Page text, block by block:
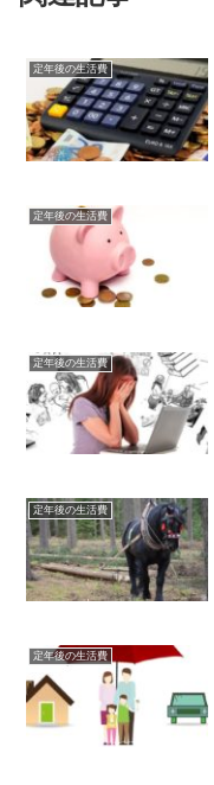
定年後の生活費
定年後の生活費
定年後の生活費
定年後の生活費
定年後の生活費